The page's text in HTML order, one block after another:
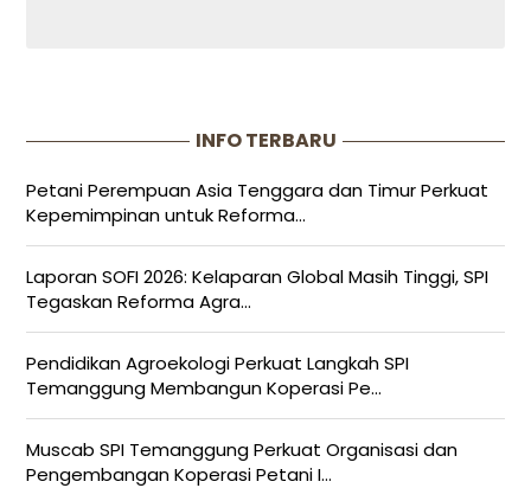
INFO TERBARU
Petani Perempuan Asia Tenggara dan Timur Perkuat
Kepemimpinan untuk Reforma...
Laporan SOFI 2026: Kelaparan Global Masih Tinggi, SPI
Tegaskan Reforma Agra...
Pendidikan Agroekologi Perkuat Langkah SPI
Temanggung Membangun Koperasi Pe...
Muscab SPI Temanggung Perkuat Organisasi dan
Pengembangan Koperasi Petani I...